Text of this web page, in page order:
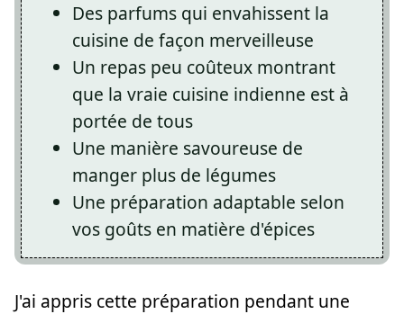
Des parfums qui envahissent la
cuisine de façon merveilleuse
Un repas peu coûteux montrant
que la vraie cuisine indienne est à
portée de tous
Une manière savoureuse de
manger plus de légumes
Une préparation adaptable selon
vos goûts en matière d'épices
J'ai appris cette préparation pendant une